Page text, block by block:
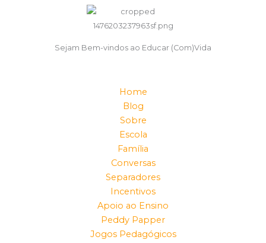
Sejam Bem-vindos ao Educar (Com)Vida
Home
Blog
Sobre
Escola
Família
Conversas
Separadores
Incentivos
Apoio ao Ensino
Peddy Papper
Jogos Pedagógicos